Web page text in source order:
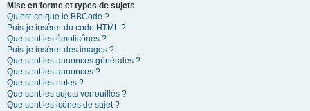
Mise en forme et types de sujets
Qu’est-ce que le BBCode ?
Puis-je insérer du code HTML ?
Que sont les émoticônes ?
Puis-je insérer des images ?
Que sont les annonces générales ?
Que sont les annonces ?
Que sont les notes ?
Que sont les sujets verrouillés ?
Que sont les icônes de sujet ?